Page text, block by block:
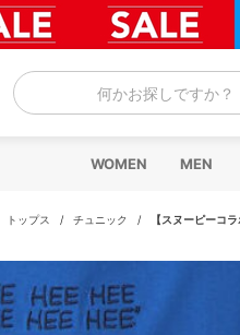
何かお探しですか？
WOMEN MEN
トップス / チュニック / 【スヌーピーコ